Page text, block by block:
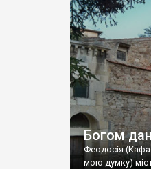
Богом
Феодосія
мою думку)